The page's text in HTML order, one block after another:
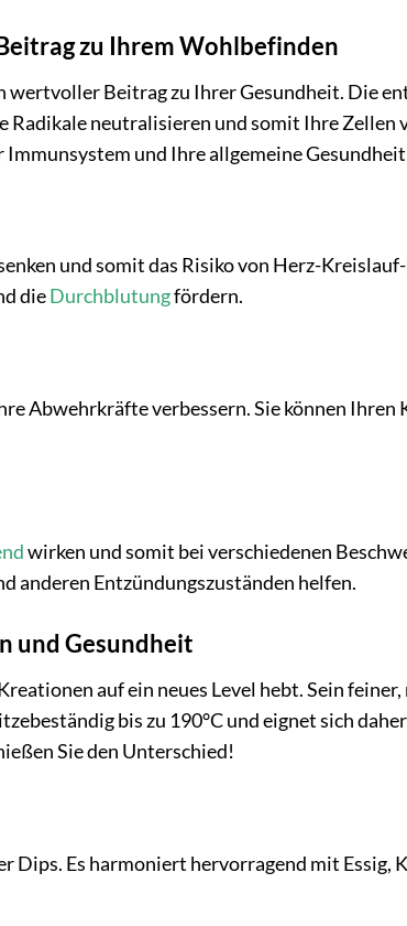
zu Ihrem Wohlbefinden
wertvoller Beitrag zu Ihrer Gesundheit. Die
neutralisieren und somit Ihre Zellen
und Ihre allgemeine
und somit das Risiko von Herz-
dieDurchblutungfördern.
Abwehrkräfte verbessern. Sie können Ihren
wirken und somit bei verschiedenen
anderen Entzündungszuständen helfen.
und Gesundheit
auf ein neues Level hebt. Sein feiner,
bis zu 190°C und eignet sich
Sie den Unterschied!
Dips. Es harmoniert hervorragend mit Essig,